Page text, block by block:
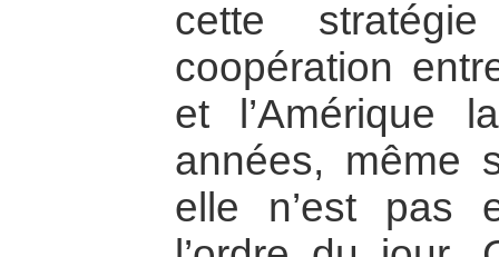
cette
coopération
et l’Amérique
années, même
elle n’est pas